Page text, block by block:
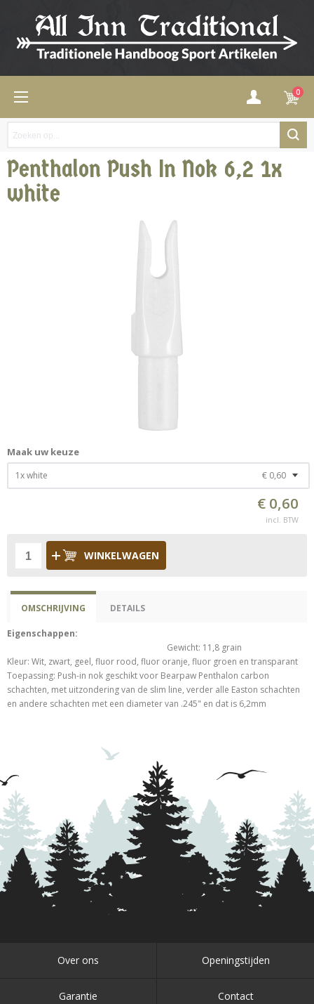
0
Penthalon Push In Nok 6,2 1x
white
Maak uw keuze
1x white € 0,60
€ 0,60
incl. BTW
WINKELWAGEN
OMSCHRIJVING DETAILS
Eigenschappen:
Gewicht: 11,8 grain
Kleur: Wit, zwart, geel, fluor rood, fluor oranje, fluor groen en transparant
Toepassing: Push-in nok geschikt voor Bearpaw Penthalon carbon
schachten, met uitzondering van de slim line, verder alle Easton schachten
en andere schachten met een diameter van .245" en dat is 6,2mm
Over ons Openingstijden
Garantie Contact